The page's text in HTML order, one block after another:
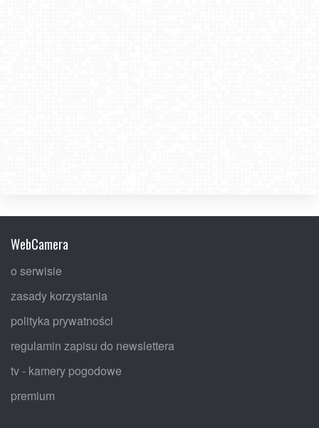
WebCamera
o serwisie
zasady korzystania
polityka prywatności
regulamin zapisu do newslettera
tv - kamery pogodowe
premium